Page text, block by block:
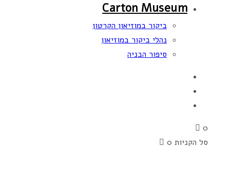
Carton Museum
ביקור במוזיאון הקרטון
נהלי ביקור במוזיאון
סיפור הבניה
0
סל הקניות 0